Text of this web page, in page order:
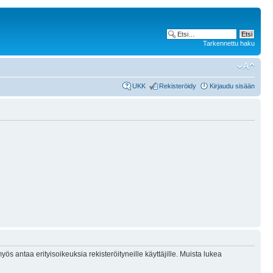
Tarkennettu haku
UKK Rekisteröidy Kirjaudu sisään
antaa erityisoikeuksia rekisteröityneille käyttäjille. Muista lukea